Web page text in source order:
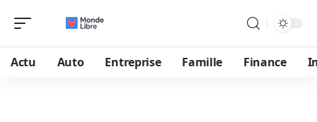
Actu Auto Entreprise Famille Finance